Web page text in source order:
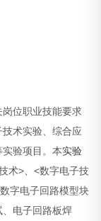
位职业技能要求
术实验、综合应
验项目。本实验
术>、<数字电子技
字电子回路模型块
电子回路板焊